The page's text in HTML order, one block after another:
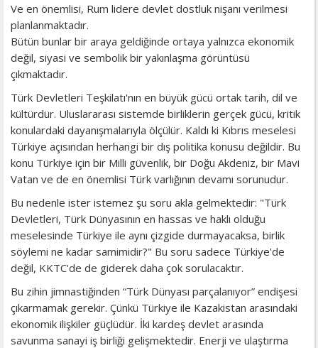
Ve en önemlisi, Rum lidere devlet dostluk nişanı verilmesi
planlanmaktadır.
Bütün bunlar bir araya geldiğinde ortaya yalnızca ekonomik
değil, siyasi ve sembolik bir yakınlaşma görüntüsü
çıkmaktadır.
Türk Devletleri Teşkilatı'nın en büyük gücü ortak tarih, dil ve
kültürdür. Uluslararası sistemde birliklerin gerçek gücü, kritik
konulardaki dayanışmalarıyla ölçülür. Kaldı ki Kıbrıs meselesi
Türkiye açısından herhangi bir dış politika konusu değildir. Bu
konu Türkiye için bir Milli güvenlik, bir Doğu Akdeniz, bir Mavi
Vatan ve de en önemlisi Türk varlığının devamı sorunudur.
Bu nedenle ister istemez şu soru akla gelmektedir: "Türk
Devletleri, Türk Dünyasının en hassas ve haklı olduğu
meselesinde Türkiye ile aynı çizgide durmayacaksa, birlik
söylemi ne kadar samimidir?" Bu soru sadece Türkiye'de
değil, KKTC'de de giderek daha çok sorulacaktır.
Bu zihin jimnastiğinden “Türk Dünyası parçalanıyor” endişesi
çıkarmamak gerekir. Çünkü Türkiye ile Kazakistan arasındaki
ekonomik ilişkiler güçlüdür. İki kardeş devlet arasında
savunma sanayi iş birliği gelişmektedir. Enerji ve ulaştırma